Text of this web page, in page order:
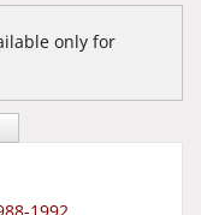
only for